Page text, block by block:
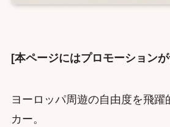
[本ページにはプロモーション
ヨーロッパ周遊の自由度を飛躍
カー。